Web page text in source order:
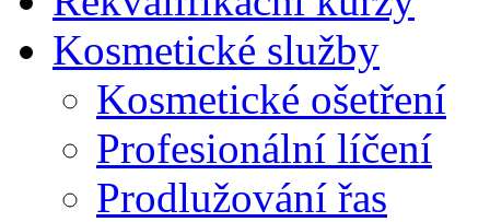
Kosmetické služby
Kosmetické ošetření
Profesionální líčení
Prodlužování řas